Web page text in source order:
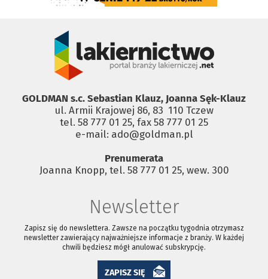
GOLDMAN s.c. Sebastian Klauz, Joanna Sęk-Klauz
ul. Armii Krajowej 86, 83 ­ 110 Tczew
tel. 58 777 01 25, fax 58 777 01 25
e-mail: ado@goldman.pl
Prenumerata
Joanna Knopp, tel. 58 777 01 25, wew. 300
Newsletter
Zapisz się do newslettera. Zawsze na początku tygodnia otrzymasz
newsletter zawierający najważniejsze informacje z branży. W każdej
chwili będziesz mógł anulować subskrypcję.
ZAPISZ SIĘ